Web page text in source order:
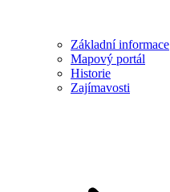
Základní informace
Mapový portál
Historie
Zajímavosti